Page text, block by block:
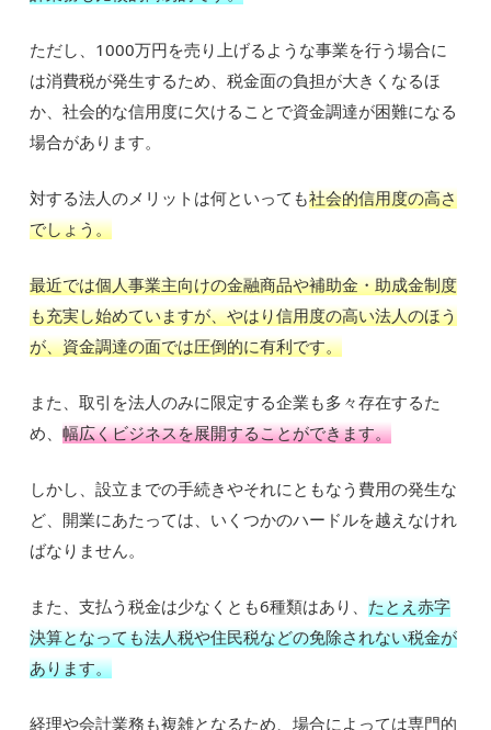
ただし、1000万円を売り上げるような事業を行う場合に
は消費税が発生するため、税金面の負担が大きくなるほ
か、社会的な信用度に欠けることで資金調達が困難になる
場合があります。
対する法人のメリットは何といっても社会的信用度の高さ
でしょう。
最近では個人事業主向けの金融商品や補助金・助成金制度
も充実し始めていますが、やはり信用度の高い法人のほう
が、資金調達の面では圧倒的に有利です。
また、取引を法人のみに限定する企業も多々存在するた
め、幅広くビジネスを展開することができます。
しかし、設立までの手続きやそれにともなう費用の発生な
ど、開業にあたっては、いくつかのハードルを越えなけれ
ばなりません。
また、支払う税金は少なくとも6種類はあり、たとえ赤字
決算となっても法人税や住民税などの免除されない税金が
あります。
経理や会計業務も複雑となるため、場合によっては専門的